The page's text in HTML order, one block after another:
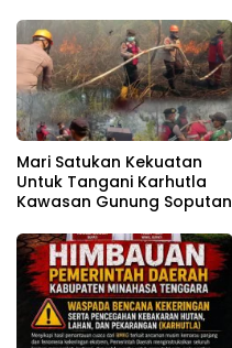
Mari Satukan Kekuatan
Untuk Tangani Karhutla
Kawasan Gunung Soputan